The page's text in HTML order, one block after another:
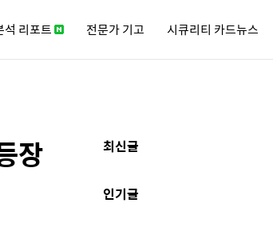
석 리포트 전문가 기고 시큐리티 카드뉴스
장
추
정
최신글
인기글